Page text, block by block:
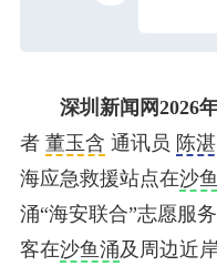
深圳新闻网2026
者 董玉含 通讯员 陈
海应急救援站点在沙
涌“海安联合”志愿服
客在沙鱼涌及周边近